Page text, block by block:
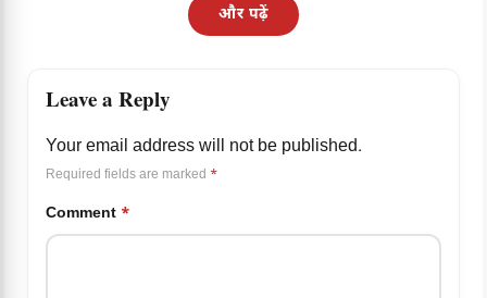
और पढ़ें
Leave a Reply
Your email address will not be published.
Required fields are marked *
Comment *